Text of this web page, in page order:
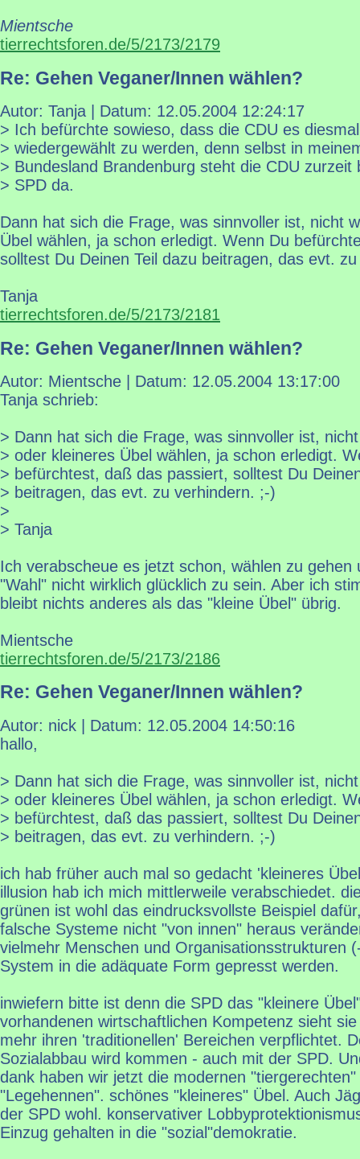
Mientsche
tierrechtsforen.de/5/2173/2179
Re: Gehen Veganer/Innen wählen?
Autor: Tanja | Datum: 12.05.2004 12:24:17
> Ich befürchte sowieso, dass die CDU es
> wiedergewählt zu werden, denn selbst in
> Bundesland Brandenburg steht die CDU zurzeit
> SPD da.
Dann hat sich die Frage, was sinnvoller ist, nicht
Übel wählen, ja schon erledigt. Wenn Du
solltest Du Deinen Teil dazu beitragen, das evt.
Tanja
tierrechtsforen.de/5/2173/2181
Re: Gehen Veganer/Innen wählen?
Autor: Mientsche | Datum: 12.05.2004 13:17:00
Tanja schrieb:
> Dann hat sich die Frage, was sinnvoller ist,
> oder kleineres Übel wählen, ja schon erledigt.
> befürchtest, daß das passiert, solltest Du
> beitragen, das evt. zu verhindern. ;-)
>
> Tanja
Ich verabscheue es jetzt schon, wählen zu gehen
"Wahl" nicht wirklich glücklich zu sein. Aber ich
bleibt nichts anderes als das "kleine Übel" übrig.
Mientsche
tierrechtsforen.de/5/2173/2186
Re: Gehen Veganer/Innen wählen?
Autor: nick | Datum: 12.05.2004 14:50:16
hallo,
> Dann hat sich die Frage, was sinnvoller ist,
> oder kleineres Übel wählen, ja schon erledigt.
> befürchtest, daß das passiert, solltest Du
> beitragen, das evt. zu verhindern. ;-)
ich hab früher auch mal so gedacht 'kleineres
illusion hab ich mich mittlerweile verabschiedet.
grünen ist wohl das eindrucksvollste Beispiel
falsche Systeme nicht "von innen" heraus
vielmehr Menschen und Organisationsstrukturen
System in die adäquate Form gepresst werden.
inwiefern bitte ist denn die SPD das "kleinere
vorhandenen wirtschaftlichen Kompetenz sieht
mehr ihren 'traditionellen' Bereichen verpflichtet.
Sozialabbau wird kommen - auch mit der SPD.
dank haben wir jetzt die modernen
"Legehennen". schönes "kleineres" Übel. Auch
der SPD wohl. konservativer
Einzug gehalten in die "sozial"demokratie.